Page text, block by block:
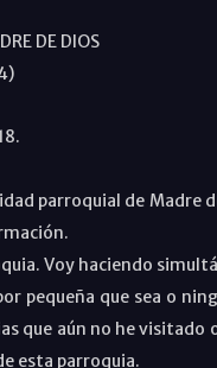
DE DIOS
parroquial de Madre
Voy haciendo
pequeña que sea o
que aún no he visitado
esta parroquia.